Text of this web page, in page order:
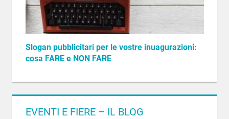
Slogan pubblicitari per le vostre inuagurazioni:
cosa FARE e NON FARE
EVENTI E FIERE – IL BLOG